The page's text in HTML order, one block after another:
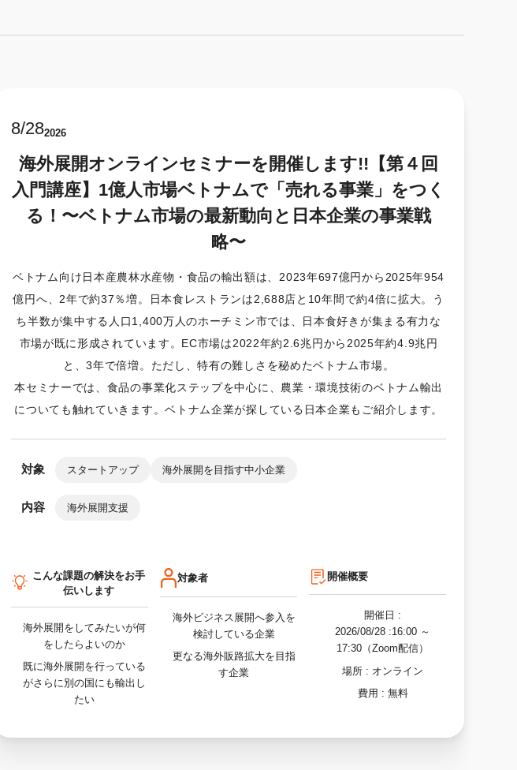
8/282026
海外展開オンラインセミナーを開催します!!【第４回
入門講座】1億人市場ベトナムで「売れる事業」をつく
る！〜ベトナム市場の最新動向と日本企業の事業戦
略〜
ベトナム向け日本産農林水産物・食品の輸出額は、2023年697億円から2025年954
億円へ、2年で約37％増。日本食レストランは2,688店と10年間で約4倍に拡大。う
ち半数が集中する人口1,400万人のホーチミン市では、日本食好きが集まる有力な
市場が既に形成されています。EC市場は2022年約2.6兆円から2025年約4.9兆円
と、3年で倍増。ただし、特有の難しさを秘めたベトナム市場。
本セミナーでは、食品の事業化ステップを中心に、農業・環境技術のベトナム輸出
についても触れていきます。ベトナム企業が探している日本企業もご紹介します。
対象 スタートアップ 海外展開を目指す中小企業
内容 海外展開支援
こんな課題の解決をお手
伝いします
海外展開をしてみたいが何
をしたらよいのか
既に海外展開を行っている
がさらに別の国にも輸出し
たい
対象者
海外ビジネス展開へ参入を
検討している企業
更なる海外販路拡大を目指
す企業
開催概要
開催日 :
2026/08/28 :16:00 ～
17:30（Zoom配信）
場所 : オンライン
費用 : 無料